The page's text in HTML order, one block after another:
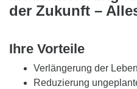
der Zukunft –
Ihre Vorteile
Verlängerung der
Reduzierung